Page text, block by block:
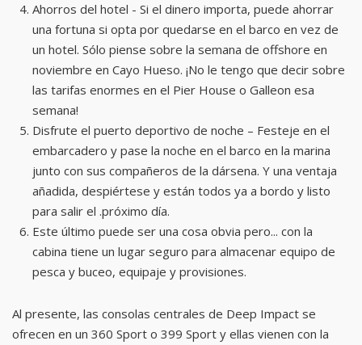
Ahorros del hotel - Si el dinero importa, puede ahorrar
una fortuna si opta por quedarse en el barco en vez de
un hotel. Sólo piense sobre la semana de offshore en
noviembre en Cayo Hueso. ¡No le tengo que decir sobre
las tarifas enormes en el Pier House o Galleon esa
semana!
Disfrute el puerto deportivo de noche – Festeje en el
embarcadero y pase la noche en el barco en la marina
junto con sus compañeros de la dársena. Y una ventaja
añadida, despiértese y están todos ya a bordo y listo
para salir el .próximo día.
Este último puede ser una cosa obvia pero... con la
cabina tiene un lugar seguro para almacenar equipo de
pesca y buceo, equipaje y provisiones.
Al presente, las consolas centrales de Deep Impact se
ofrecen en un 360 Sport o 399 Sport y ellas vienen con la